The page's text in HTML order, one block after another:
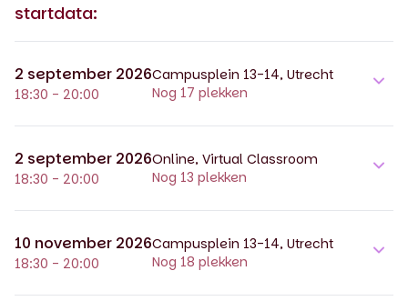
startdata:
2 september 2026
18:30 - 20:00
Campusplein 13-14, Utrecht
Nog 17 plekken
2 september 2026
18:30 - 20:00
Online, Virtual Classroom
Nog 13 plekken
10 november 2026
18:30 - 20:00
Campusplein 13-14, Utrecht
Nog 18 plekken